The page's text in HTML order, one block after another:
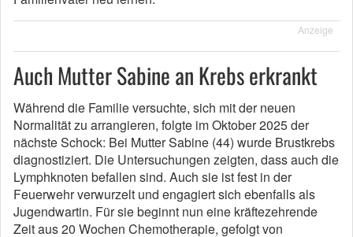
Anzeige
Auch Mutter Sabine an Krebs erkrankt
Während die Familie versuchte, sich mit der neuen
Normalität zu arrangieren, folgte im Oktober 2025 der
nächste Schock: Bei Mutter Sabine (44) wurde Brustkrebs
diagnostiziert. Die Untersuchungen zeigten, dass auch die
Lymphknoten befallen sind. Auch sie ist fest in der
Feuerwehr verwurzelt und engagiert sich ebenfalls als
Jugendwartin. Für sie beginnt nun eine kräftezehrende
Zeit aus 20 Wochen Chemotherapie, gefolgt von